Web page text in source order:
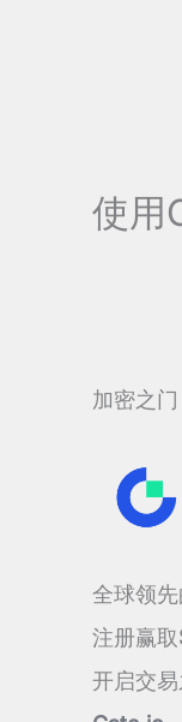
使用
加密之门
全球领先
注册赢取
开启交